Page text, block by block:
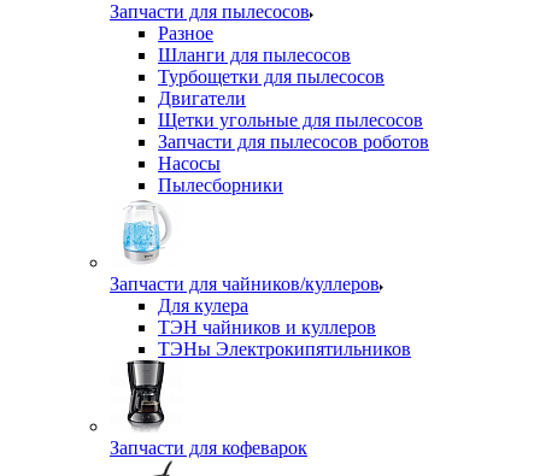
Запчасти для пылесосов
Разное
Шланги для пылесосов
Турбощетки для пылесосов
Двигатели
Щетки угольные для пылесосов
Запчасти для пылесосов роботов
Насосы
Пылесборники
Запчасти для чайников/куллеров
Для кулера
ТЭН чайников и куллеров
ТЭНы Электрокипятильников
Запчасти для кофеварок